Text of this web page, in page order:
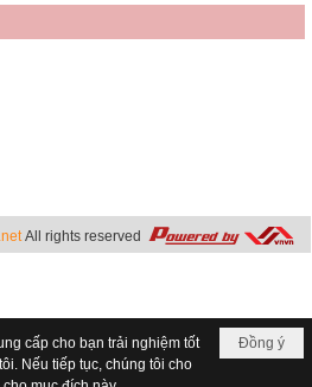
All rights reserved
Đồng ý
cấp cho bạn trải nghiệm tốt
Nếu tiếp tục, chúng tôi cho